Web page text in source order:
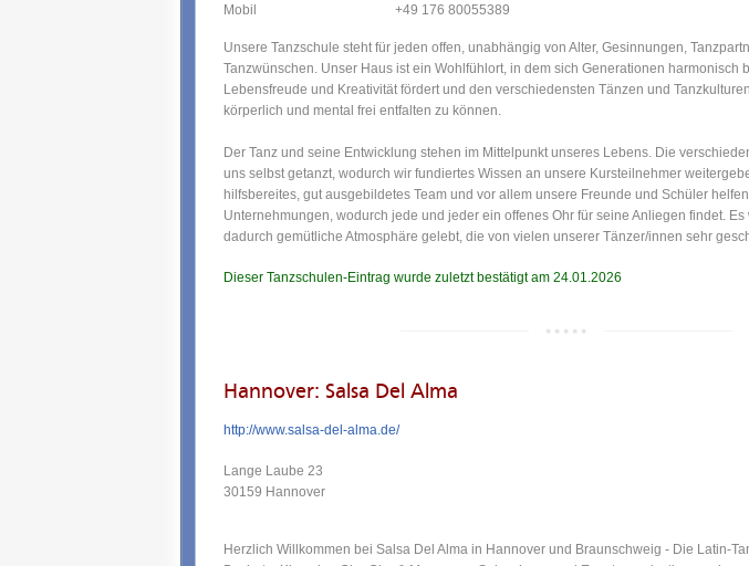
Mobil +49 176 80055389
Unsere Tanzschule steht für jeden offen, unabhängig von Alter, Gesinnungen,
Tanzwünschen. Unser Haus ist ein Wohlfühlort, in dem sich Generationen harmonisch
Lebensfreude und Kreativität fördert und den verschiedensten Tänzen und
körperlich und mental frei entfalten zu können.
Der Tanz und seine Entwicklung stehen im Mittelpunkt unseres Lebens. Die
uns selbst getanzt, wodurch wir fundiertes Wissen an unsere Kursteilnehmer
hilfsbereites, gut ausgebildetes Team und vor allem unsere Freunde und Schüler
Unternehmungen, wodurch jede und jeder ein offenes Ohr für seine Anliegen findet.
dadurch gemütliche Atmosphäre gelebt, die von vielen unserer Tänzer/innen sehr
Dieser Tanzschulen-Eintrag wurde zuletzt bestätigt am 24.01.2026
Hannover: Salsa Del Alma
http://www.salsa-del-alma.de/
Lange Laube 23
30159 Hannover
Herzlich Willkommen bei Salsa Del Alma in Hannover und Braunschweig - Die Latin-